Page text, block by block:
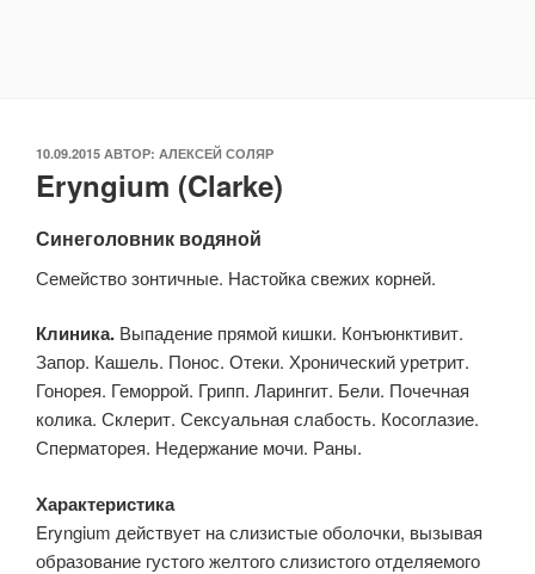
ОПУБЛИКОВАНО
10.09.2015 АВТОР: АЛЕКСЕЙ СОЛЯР
Eryngium (Clarke)
Синеголовник водяной
Семейство зонтичные. Настойка свежих корней.
Клиника. Выпадение прямой кишки. Конъюнктивит.
Запор. Кашель. Понос. Отеки. Хронический уретрит.
Гонорея. Геморрой. Грипп. Ларингит. Бели. Почечная
колика. Склерит. Сексуальная слабость. Косоглазие.
Сперматорея. Недержание мочи. Раны.
Характеристика
Eryngium действует на слизистые оболочки, вызывая
образование густого желтого слизистого отделяемого